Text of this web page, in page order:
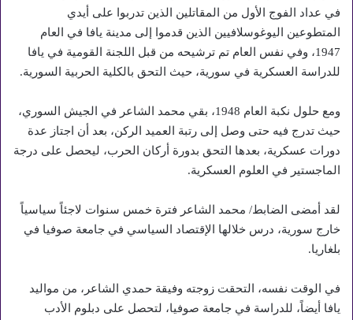
في عداد الفوج الأول من المقاتلين الذين تدربوا على أيدي
المتطوعين اليوغوسلافيين الذين قدموا إلى مدينة يافا في العام
1947، وفي نفس العام تم ترشيحه من قبل اللجنة القومية في يافا
للدراسة العسكرية في سورية، حيث التحق بالكلية الحربية السورية.
ومع حلول نكبة العام 1948، بقي محمد الشاعر في الجيش السوري،
حيث تدرج فيه حتى وصل إلى رتبة العميد الركن، بعد أن اجتاز عدة
دورات عسكرية، بعدها التحق بدورة أركان الحرب، ليحصل على درجة
الماجستير في العلوم العسكرية.
لقد أمضى الضابط/ محمد الشاعر فترة خمس سنوات لاجئاً سياسياً
خارج سورية، درس خلالها الإقتصاد السياسي في جامعة صوفيا في
بلغاريا.
في الوقت نفسه، التحقت زوجته وفيقة حمدي الشاعر، من مواليد
يافا أيضاً، للدراسة في جامعة صوفيا، لتحصل على دبلوم الأدب